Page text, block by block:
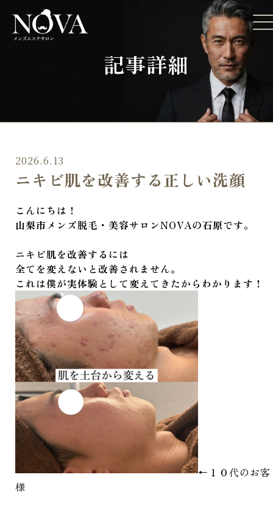
記事詳細
2026.6.13
ニキビ肌を改善する正しい洗顔
こんにちは！
山梨市メンズ脱毛・美容サロンNOVAの石原です。
ニキビ肌を改善するには
全てを変えないと改善されません。
これは僕が実体験として変えてきたからわかります！
←１０代のお客
様